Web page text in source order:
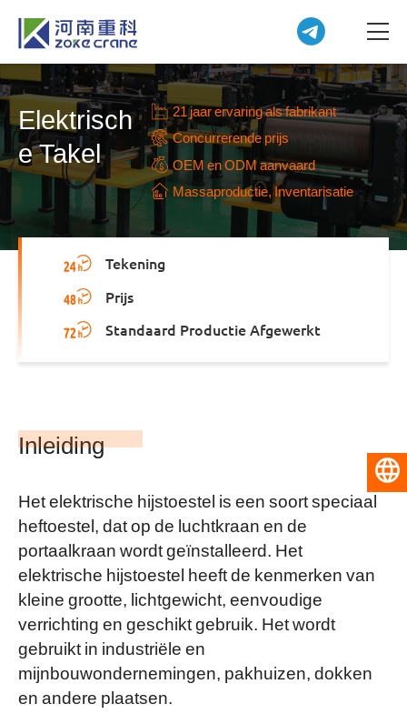
Elektrisch
e Takel
21 jaar ervaring als fabrikant
Concurrerende prijs
OEM en ODM aanvaard
Massaproductie, Inventarisatie
Tekening
Prijs
Standaard Productie Afgewerkt
Inleiding
Het elektrische hijstoestel is een soort speciaal
heftoestel, dat op de luchtkraan en de
portaalkraan wordt geïnstalleerd. Het
elektrische hijstoestel heeft de kenmerken van
kleine grootte, lichtgewicht, eenvoudige
verrichting en geschikt gebruik. Het wordt
gebruikt in industriële en
mijnbouwondernemingen, pakhuizen, dokken
en andere plaatsen.
Nederlands